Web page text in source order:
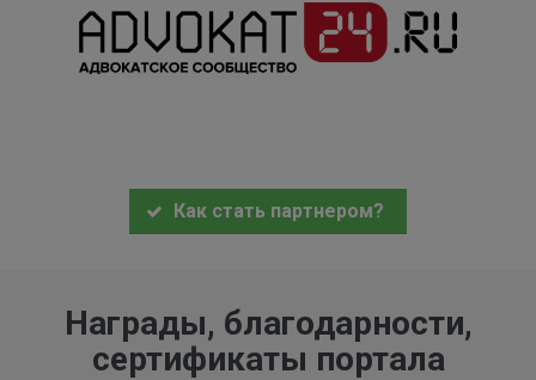
Как стать партнером?
Награды, благодарности,
сертификаты портала